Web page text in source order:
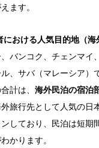
ます。
における人気目的地（海
バンコク、チェンマイ
、サバ（マレーシア）
計は、 海外民泊の宿泊
旅行先として人気の日
しており、民泊は短期
かります。